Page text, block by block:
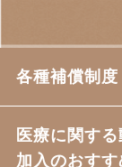
各種補償制度
医療に関す
加入のおすす